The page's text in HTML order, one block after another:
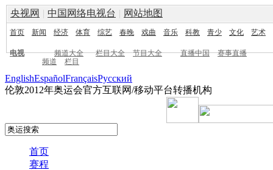
央视网 | 中国网络电视台 | 网站地图
首页 新闻 经济 体育 综艺 春晚 戏曲 音乐 科教 青少 文化 艺术
电视 频道大全 栏目大全 节目大全 直播中国
赛事直播
频道
栏目
EnglishEspañolFrançaisPусский
伦敦2012年奥运会官方互联网/移动平台转播机构
首页
赛程